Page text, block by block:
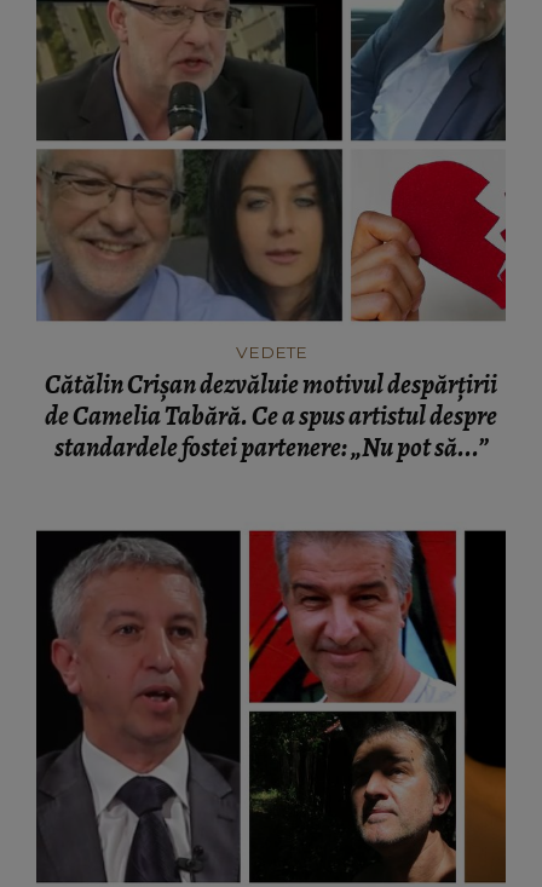
VEDETE
Cătălin Crișan dezvăluie motivul despărțirii
de Camelia Tabără. Ce a spus artistul despre
standardele fostei partenere: „Nu pot să...”